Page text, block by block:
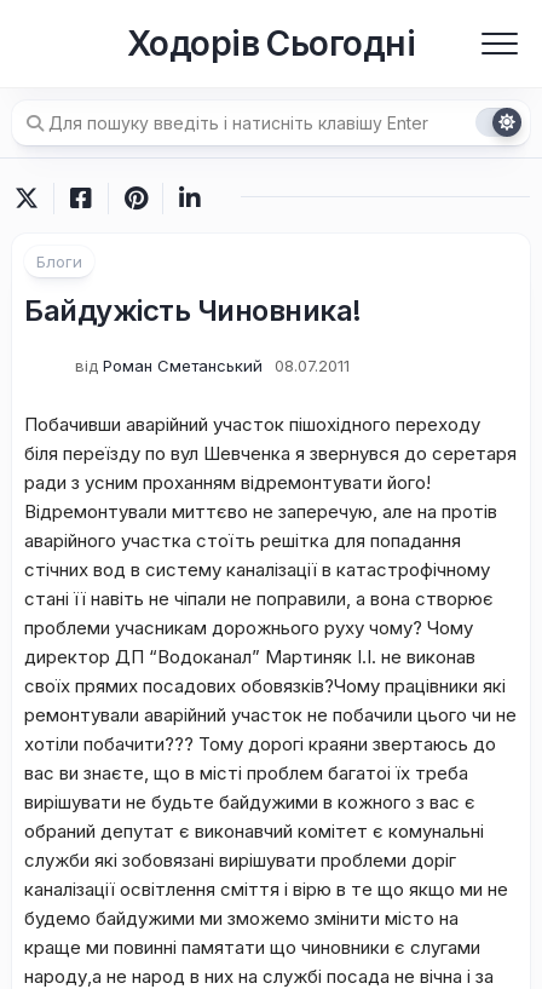
Ходорів Сьогодні
Блоги
Байдужість Чиновника!
від Роман Сметанський 08.07.2011
Побачивши аварійний участок пішохідного переходу
біля переїзду по вул Шевченка я звернувся до серетаря
ради з усним проханням відремонтувати його!
Відремонтували миттєво не заперечую, але на протів
аварійного участка стоїть решітка для попадання
стічних вод в систему каналізації в катастрофічному
стані її навіть не чіпали не поправили, а вона створює
проблеми учасникам дорожнього руху чому? Чому
директор ДП “Водоканал” Мартиняк І.І. не виконав
своїх прямих посадових обовязків?Чому працівники які
ремонтували аварійний участок не побачили цього чи не
хотіли побачити??? Тому дорогі краяни звертаюсь до
вас ви знаєте, що в місті проблем багатоі їх треба
вирішувати не будьте байдужими в кожного з вас є
обраний депутат є виконавчий комітет є комунальні
служби які зобовязані вирішувати проблеми доріг
каналізації освітлення сміття і вірю в те що якщо ми не
будемо байдужими ми зможемо змінити місто на
краще ми повинні памятати що чиновники є слугами
народу,а не народ в них на службі посада не вічна і за